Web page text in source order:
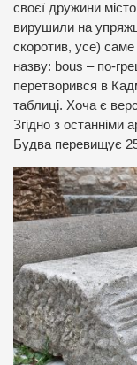
своєї дружини
вирушили на
скоротив, усе)
назву: bous – по-
перетворився в
таблиці. Хоча є
Згідно з останніми
Будва перевищує